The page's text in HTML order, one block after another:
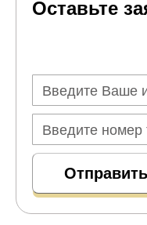
Оставьте